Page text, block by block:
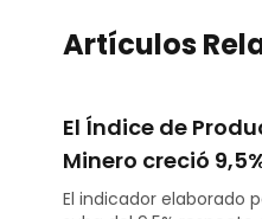
Artículos
El Índice de
Minero creció
abril
El indicador elaborado